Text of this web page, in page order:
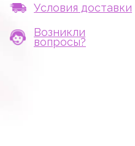
Условия доставки
Возникли
вопросы?